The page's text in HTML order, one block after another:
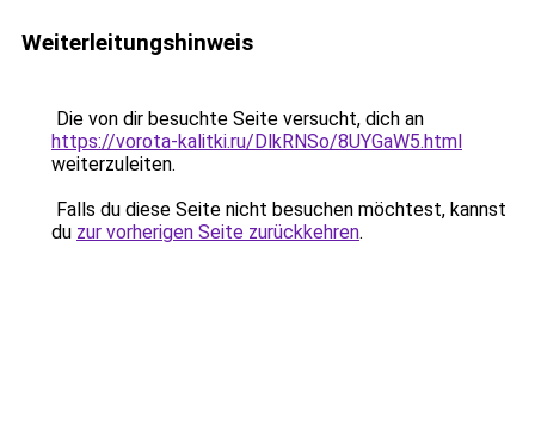
Weiterleitungshinweis
Die von dir besuchte Seite versucht, dich an
https://vorota-kalitki.ru/DlkRNSo/8UYGaW5.html
weiterzuleiten.
Falls du diese Seite nicht besuchen möchtest, kannst
du zur vorherigen Seite zurückkehren.